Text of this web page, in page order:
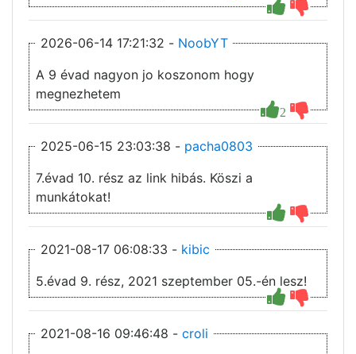
2026-06-14 17:21:32 - NoobYT
2
A 9 évad nagyon jo koszonom hogy
megnezhetem
2025-06-15 23:03:38 - pacha0803
7.évad 10. rész az link hibás. Köszi a
munkátokat!
2021-08-17 06:08:33 - kibic
5.évad 9. rész, 2021 szeptember 05.-én lesz!
2021-08-16 09:46:48 - croli